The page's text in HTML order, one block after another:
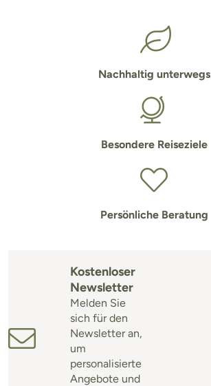
Nachhaltig unterwegs
Besondere Reiseziele
Persönliche Beratung
Kostenloser
Newsletter
Melden Sie
sich für den
Newsletter an,
um
personalisierte
Angebote und